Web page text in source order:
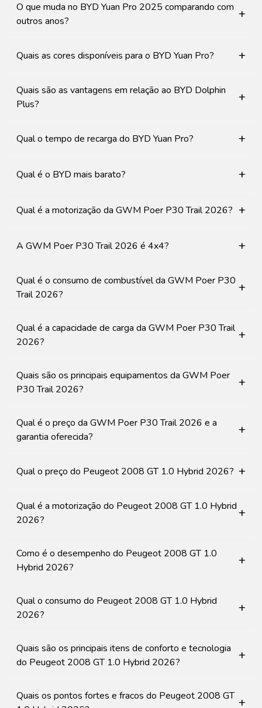
O que muda no BYD Yuan Pro 2025 comparando com
outros anos?
+
Quais as cores disponíveis para o BYD Yuan Pro? +
Quais são as vantagens em relação ao BYD Dolphin
Plus?
+
Qual o tempo de recarga do BYD Yuan Pro? +
Qual é o BYD mais barato? +
Qual é a motorização da GWM Poer P30 Trail 2026? +
A GWM Poer P30 Trail 2026 é 4x4? +
Qual é o consumo de combustível da GWM Poer P30
Trail 2026?
+
Qual é a capacidade de carga da GWM Poer P30 Trail
2026?
+
Quais são os principais equipamentos da GWM Poer
P30 Trail 2026?
+
Qual é o preço da GWM Poer P30 Trail 2026 e a
garantia oferecida?
+
Qual o preço do Peugeot 2008 GT 1.0 Hybrid 2026? +
Qual é a motorização do Peugeot 2008 GT 1.0 Hybrid
2026?
+
Como é o desempenho do Peugeot 2008 GT 1.0
Hybrid 2026?
+
Qual o consumo do Peugeot 2008 GT 1.0 Hybrid
2026?
+
Quais são os principais itens de conforto e tecnologia
do Peugeot 2008 GT 1.0 Hybrid 2026?
+
Quais os pontos fortes e fracos do Peugeot 2008 GT +